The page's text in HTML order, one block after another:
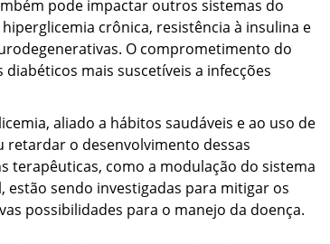
pode impactar outros sistemas do
crônica, resistência à insulina e
O comprometimento do
mais suscetíveis a infecções
aliado a hábitos saudáveis e ao uso de
retardar o desenvolvimento dessas
terapêuticas, como a modulação do sistema
sendo investigadas para mitigar os
possibilidades para o manejo da doença.